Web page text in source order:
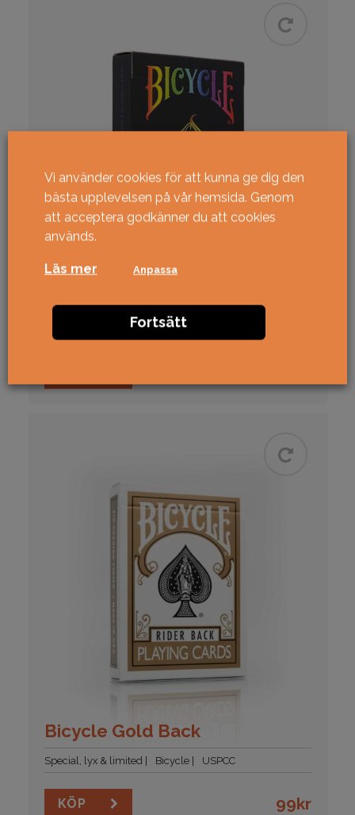
Bicycle Spectrum
Special, lyx & limited Trolleri
Bicycle Gold Back
Special, lyx & limited Bicycle USPCC
KÖP 99kr
Vi använder cookies för att kunna ge dig den
bästa upplevelsen på vår hemsida. Genom
att acceptera godkänner du att cookies
används.
Läs mer Anpassa
Fortsätt